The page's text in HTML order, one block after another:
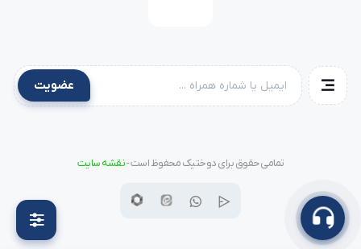
عضویت
تمامی حقوق برای دوختیک محفوظ است -نقشه سایت